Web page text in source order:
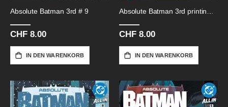
Absolute Batman 3rd # 9
CHF 8.00
IN DEN WARENKORB
CHF 8.00
IN DEN WARENKORB